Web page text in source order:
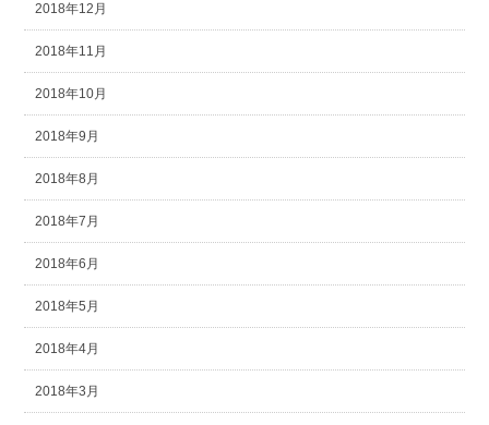
2018年12月
2018年11月
2018年10月
2018年9月
2018年8月
2018年7月
2018年6月
2018年5月
2018年4月
2018年3月